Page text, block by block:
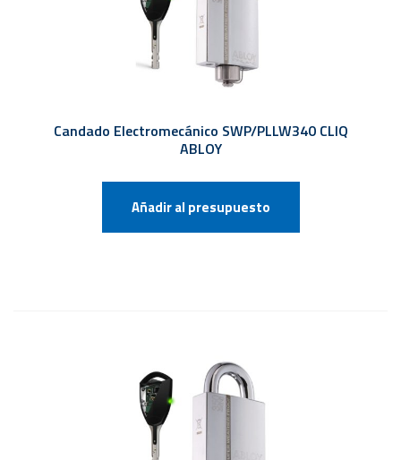
Candado Electromecánico SWP/PLLW340 CLIQ
ABLOY
Añadir al presupuesto